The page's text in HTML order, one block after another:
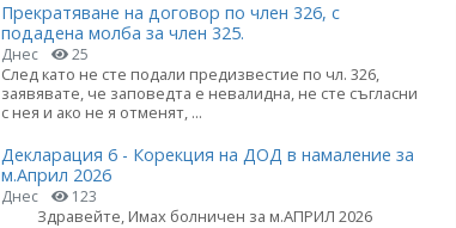
Прекратяване на договор по член 326, с
подадена молба за член 325.
Днес 25
След като не сте подали предизвестие по чл. 326,
заявявате, че заповедта е невалидна, не сте съгласни
с нея и ако не я отменят, ...
Декларация 6 - Корекция на ДОД в намаление за
м.Април 2026
Днес 123
Здравейте, Имах болничен за м.АПРИЛ 2026